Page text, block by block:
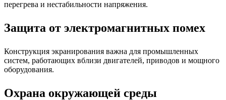
перегрева и нестабильности напряжения.
Защита от электромагнитных помех
Конструкция экранирования важна для промышленных
систем, работающих вблизи двигателей, приводов и мощного
оборудования.
Охрана окружающей среды